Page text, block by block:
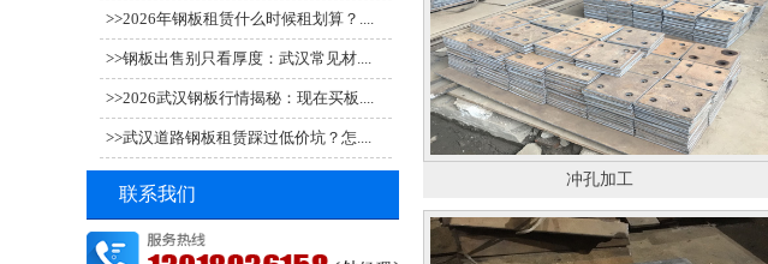
>>2026年钢板租赁什么时候租划算？....
>>钢板出售别只看厚度：武汉常见材....
>>2026武汉钢板行情揭秘：现在买板....
>>武汉道路钢板租赁踩过低价坑？怎....
联系我们
冲孔加工